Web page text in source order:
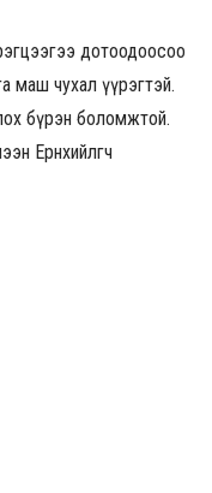
дотоодоосоо
маш чухал үүрэгтэй.
бүрэн боломжтой.
Ерөнхийлөгч